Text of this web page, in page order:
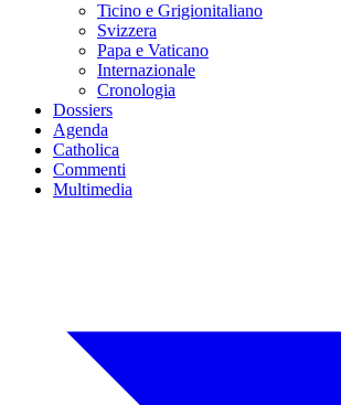
Ticino e Grigionitaliano
Svizzera
Papa e Vaticano
Internazionale
Cronologia
Dossiers
Agenda
Catholica
Commenti
Multimedia